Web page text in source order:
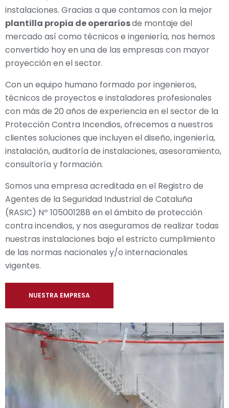
instalaciones. Gracias a que contamos con la mejor
plantilla propia de operariosde montaje del
mercado así como técnicos e ingeniería, nos hemos
convertido hoy en una de las empresas con mayor
proyección en el sector.
Con un equipo humano formado por ingenieros,
técnicos de proyectos e instaladores profesionales
con más de 20 años de experiencia en el sector de la
Protección Contra Incendios, ofrecemos a nuestros
clientes soluciones que incluyen el diseño, ingeniería,
instalación, auditoría de instalaciones, asesoramiento,
consultoría y formación.
Somos una empresa acreditada en el Registro de
Agentes de la Seguridad Industrial de Cataluña
(RASIC) Nº 105001288 en el ámbito de protección
contra incendios, y nos aseguramos de realizar todas
nuestras instalaciones bajo el estricto cumplimiento
de las normas nacionales y/o internacionales
vigentes.
NUESTRA EMPRESA